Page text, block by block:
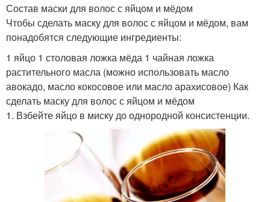
Состав маски для волос с яйцом и мёдом
Чтобы сделать маску для волос с яйцом и мёдом, вам
понадобятся следующие ингредиенты:
1 яйцо 1 столовая ложка мёда 1 чайная ложка
растительного масла (можно использовать масло
авокадо, масло кокосовое или масло арахисовое) Как
сделать маску для волос с яйцом и мёдом
1. Взбейте яйцо в миску до однородной консистенции.